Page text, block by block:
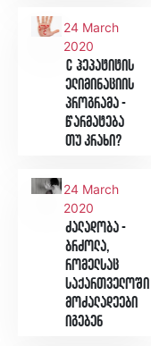
24 March
2020
C ჰეპატიტის
ელიმინაციის
პროგრამა -
წარმატება
თუ კრახი?
24 March
2020
ძალადობა -
ბრძოლა,
რომელსაც
საქართველოში
მოძალადეები
იგებენ